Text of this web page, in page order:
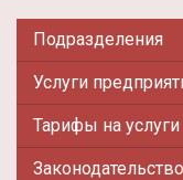
Подразделения
Услуги
Тарифы на услуги
Законодательство